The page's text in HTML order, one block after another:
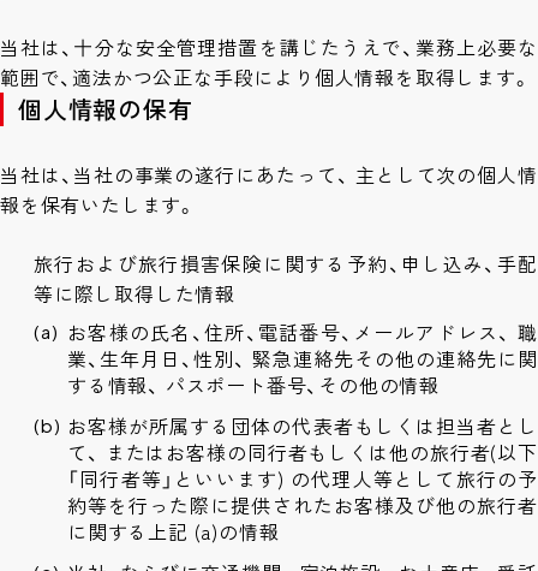
当社は、十分な安全管理措置を講じたうえで、業務上必要な
範囲で、適法かつ公正な手段により個人情報を取得します。
個人情報の保有
当社は、当社の事業の遂行にあたって、 主として次の個人情
報を保有いたします。
旅行および旅行損害保険に関する予約、申し込み、手配
等に際し取得した情報
お客様の氏名、住所、電話番号、メールアドレス、 職
業、生年月日、性別、 緊急連絡先その他の連絡先に関
する情報、 パスポート番号、その他の情報
お客様が所属する団体の代表者もしくは担当者とし
て、 またはお客様の同行者もしくは他の旅行者(以下
「同行者等」といいます) の代理人等として旅行の予
約等を行った際に提供されたお客様及び他の旅行者
に関する上記 (a)の情報